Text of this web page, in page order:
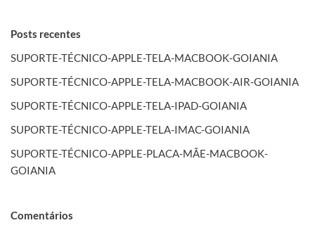
Posts recentes
SUPORTE-TÉCNICO-APPLE-TELA-MACBOOK-GOIANIA
SUPORTE-TÉCNICO-APPLE-TELA-MACBOOK-AIR-GOIANIA
SUPORTE-TÉCNICO-APPLE-TELA-IPAD-GOIANIA
SUPORTE-TÉCNICO-APPLE-TELA-IMAC-GOIANIA
SUPORTE-TÉCNICO-APPLE-PLACA-MÃE-MACBOOK-
GOIANIA
Comentários